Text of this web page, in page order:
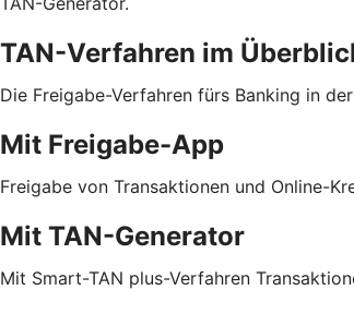
TAN-Verfahren im
Die Freigabe-Verfahren fürs Banking in
Mit Freigabe-App
Freigabe von Transaktionen und Online-
Mit TAN-Generator
Mit Smart-TAN plus-Verfahren